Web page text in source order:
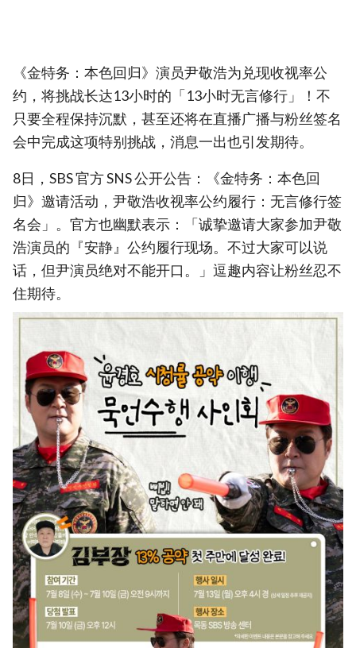
《金特务：本色回归》演员尹敬浩为兑现收视率公
约，将挑战长达13小时的「13小时无言修行」！不
只要全程保持沉默，甚至还将在直播广播与粉丝签名
会中完成这项特别挑战，消息一出也引发期待。
8日，SBS 官方 SNS 公开公告：《金特务：本色回
归》邀请活动，尹敬浩收视率公约履行：无言修行签
名会」。官方也幽默表示：「诚挚邀请大家参加尹敬
浩演员的『安静』公约履行现场。不过大家可以说
话，但尹演员绝对不能开口。」逗趣内容让粉丝忍不
住期待。